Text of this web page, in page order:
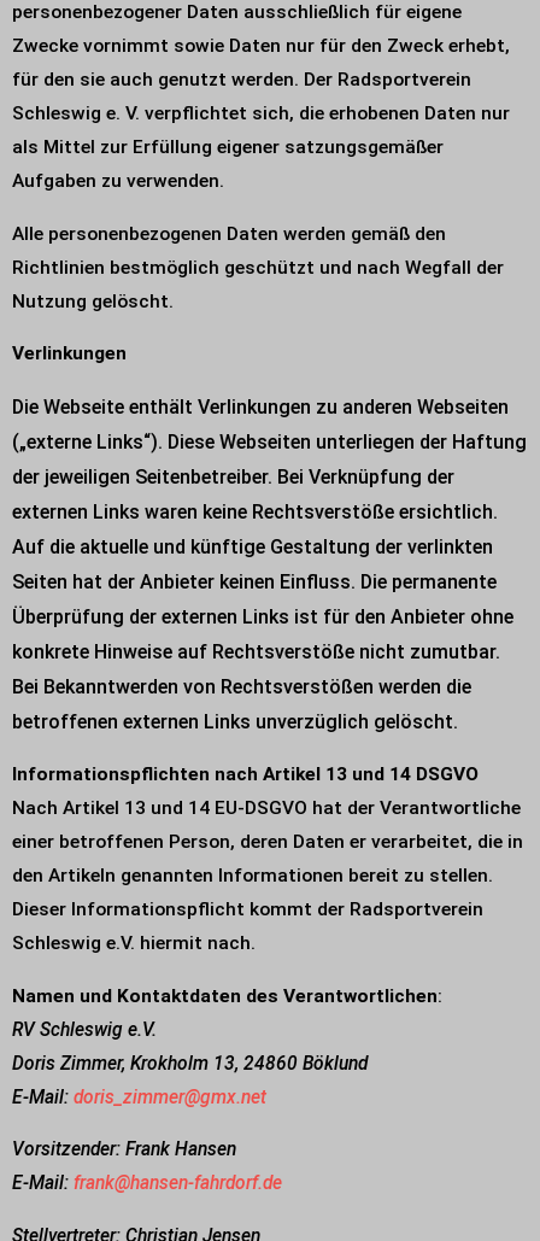
personenbezogener Daten ausschließlich für eigene
Zwecke vornimmt sowie Daten nur für den Zweck erhebt,
für den sie auch genutzt werden. Der Radsportverein
Schleswig e. V. verpflichtet sich, die erhobenen Daten nur
als Mittel zur Erfüllung eigener satzungsgemäßer
Aufgaben zu verwenden.
Alle personenbezogenen Daten werden gemäß den
Richtlinien bestmöglich geschützt und nach Wegfall der
Nutzung gelöscht.
Verlinkungen
Die Webseite enthält Verlinkungen zu anderen Webseiten
(„externe Links“). Diese Webseiten unterliegen der Haftung
der jeweiligen Seitenbetreiber. Bei Verknüpfung der
externen Links waren keine Rechtsverstöße ersichtlich.
Auf die aktuelle und künftige Gestaltung der verlinkten
Seiten hat der Anbieter keinen Einfluss. Die permanente
Überprüfung der externen Links ist für den Anbieter ohne
konkrete Hinweise auf Rechtsverstöße nicht zumutbar.
Bei Bekanntwerden von Rechtsverstößen werden die
betroffenen externen Links unverzüglich gelöscht.
Informationspflichten nach Artikel 13 und 14 DSGVO
Nach Artikel 13 und 14 EU-DSGVO hat der Verantwortliche
einer betroffenen Person, deren Daten er verarbeitet, die in
den Artikeln genannten Informationen bereit zu stellen.
Dieser Informationspflicht kommt der Radsportverein
Schleswig e.V. hiermit nach.
Namen und Kontaktdaten des Verantwortlichen:
RV Schleswig e.V.
Doris Zimmer, Krokholm 13, 24860 Böklund
E-Mail: doris_zimmer@gmx.net
Vorsitzender: Frank Hansen
E-Mail: frank@hansen-fahrdorf.de
Stellvertreter: Christian Jensen